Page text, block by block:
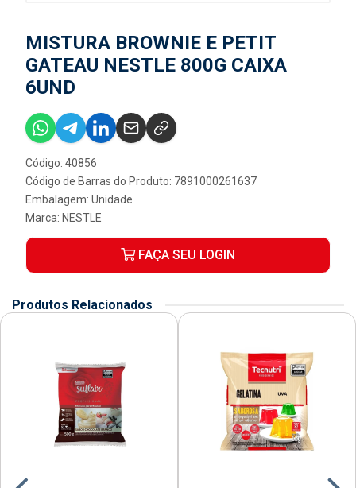
MISTURA BROWNIE E PETIT
GATEAU NESTLE 800G CAIXA
6UND
Código: 40856
Código de Barras do Produto: 7891000261637
Embalagem: Unidade
Marca: NESTLE
FAÇA SEU LOGIN
Produtos Relacionados